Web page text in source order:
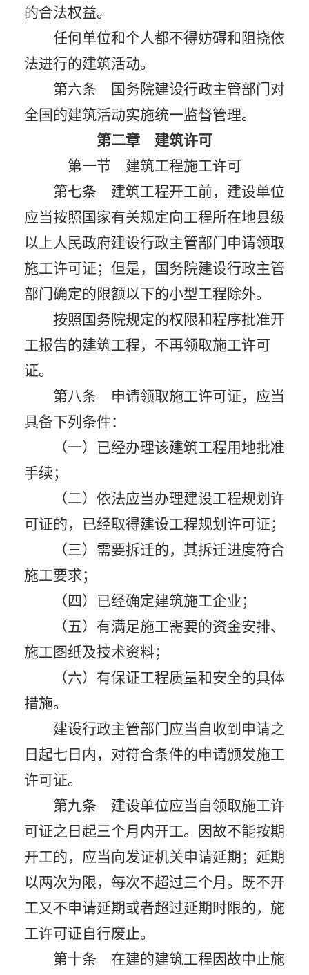
的合法权益。
任何单位和个人都不得妨碍和阻挠依
法进行的建筑活动。
第六条 国务院建设行政主管部门对
全国的建筑活动实施统一监督管理。
第二章 建筑许可
第一节 建筑工程施工许可
第七条 建筑工程开工前，建设单位
应当按照国家有关规定向工程所在地县级
以上人民政府建设行政主管部门申请领取
施工许可证；但是，国务院建设行政主管
部门确定的限额以下的小型工程除外。
按照国务院规定的权限和程序批准开
工报告的建筑工程，不再领取施工许可
证。
第八条 申请领取施工许可证，应当
具备下列条件：
（一）已经办理该建筑工程用地批准
手续；
（二）依法应当办理建设工程规划许
可证的，已经取得建设工程规划许可证；
（三）需要拆迁的，其拆迁进度符合
施工要求；
（四）已经确定建筑施工企业；
（五）有满足施工需要的资金安排、
施工图纸及技术资料；
（六）有保证工程质量和安全的具体
措施。
建设行政主管部门应当自收到申请之
日起七日内，对符合条件的申请颁发施工
许可证。
第九条 建设单位应当自领取施工许
可证之日起三个月内开工。因故不能按期
开工的，应当向发证机关申请延期；延期
以两次为限，每次不超过三个月。既不开
工又不申请延期或者超过延期时限的，施
工许可证自行废止。
第十条 在建的建筑工程因故中止施